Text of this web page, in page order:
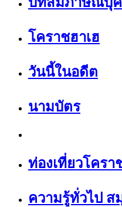
โคราชฮาเฮ
วันนี้ในอดีต
นามบัตร
ท่องเที่ยวโครา
ความรู้ทั่วไป ส